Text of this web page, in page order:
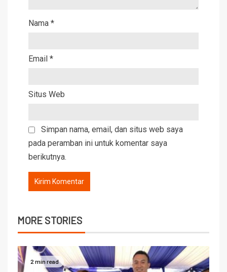
Nama *
Email *
Situs Web
Simpan nama, email, dan situs web saya
pada peramban ini untuk komentar saya
berikutnya.
MORE STORIES
2 min read